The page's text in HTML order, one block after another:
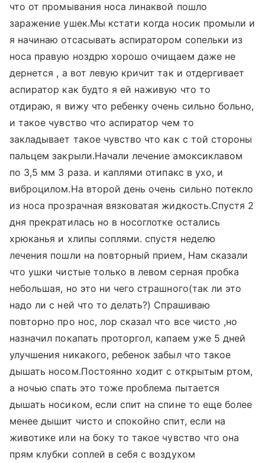
что от промывания носа линаквой пошло
заражение ушек.Мы кстати когда носик промыли и
я начинаю отсасывать аспиратором сопельки из
носа правую ноздрю хорошо очищаем даже не
дернется , а вот левую кричит так и отдергивает
аспиратор как будто я ей наживую что то
отдираю, я вижу что ребенку очень сильно больно,
и такое чувство что аспиратор чем то
закладывает такое чувство что как с той стороны
пальцем закрыли.Начали лечение амоксиклавом
по 3,5 мм 3 раза. и каплями отипакс в ухо, и
виброцилом.На второй день очень сильно потекло
из носа прозрачная вязковатая жидкость.Спустя 2
дня прекратилась но в носоглотке остались
хрюканья и хлипы соплями. спустя неделю
лечения пошли на повторный прием, Нам сказали
что ушки чистые только в левом серная пробка
небольшая, но это ни чего страшного(так ли это
надо ли с ней что то делать?) Спрашиваю
повторно про нос, лор сказал что все чисто ,но
назначил покапать проторгол, капаем уже 5 дней
улучшения никакого, ребенок забыл что такое
дышать носом.Постоянно ходит с открытым ртом,
а ночью спать это тоже проблема пытается
дышать носиком, если спит на спине то еще более
менее дышит чисто и спокойно спит, если на
животике или на боку то такое чувство что она
прям клубки соплей в себя с воздухом